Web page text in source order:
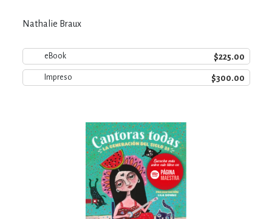
Nathalie Braux
eBook $225.00
Impreso $300.00